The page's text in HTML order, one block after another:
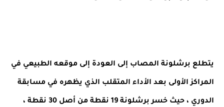
يتطلع برشلونة المصاب إلى العودة إلى موقعه الطبيعي في
المراكز الأولى بعد الأداء المتقلب الذي يظهره في مسابقة
الدوري ، حيث خسر برشلونة 19 نقطة من أصل 30 نقطة ،